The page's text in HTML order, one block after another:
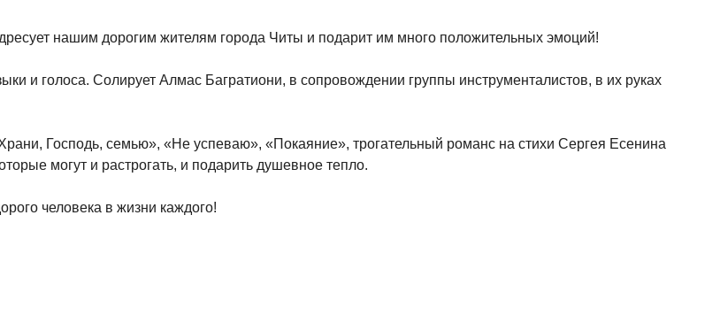
нашим дорогим жителям города Читы и подарит им много положительных эмоций!
и голоса. Солирует Алмас Багратиони, в сопровождении группы инструменталистов, в их руках
Господь, семью», «Не успеваю», «Покаяние», трогательный романс на стихи Сергея Есенина
могут и растрогать, и подарить душевное тепло.
человека в жизни каждого!